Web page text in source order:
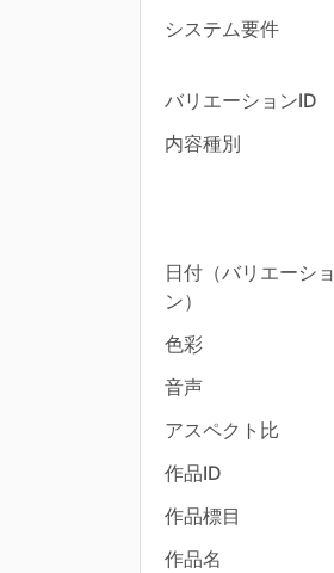
システム要件
バリエーションID
内容種別
日付（バリエーショ
ン）
色彩
音声
アスペクト比
作品ID
作品標目
作品名